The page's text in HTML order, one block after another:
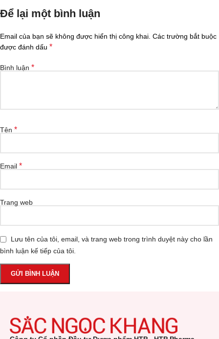
Để lại một bình luận
Email của bạn sẽ không được hiển thị công khai. Các trường bắt buộc
được đánh dấu *
Bình luận *
Tên *
Email *
Trang web
Lưu tên của tôi, email, và trang web trong trình duyệt này cho lần
bình luận kế tiếp của tôi.